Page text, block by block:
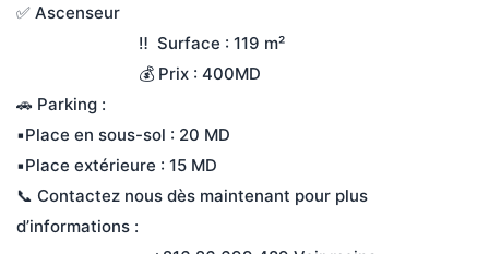
✅ Ascenseur
🚗 Parking :
▪️Place en sous-sol : 20 MD
▪️Place extérieure : 15 MD
📞 Contactez nous dès maintenant pour plus
d’informations :